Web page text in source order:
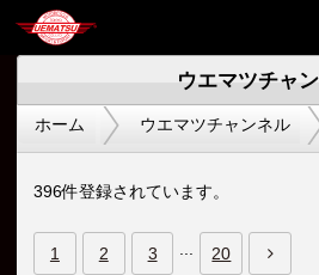
ウエマツチャ
ホーム ウエマツチャンネル
396件登録されています。
1 2 3 ... 20